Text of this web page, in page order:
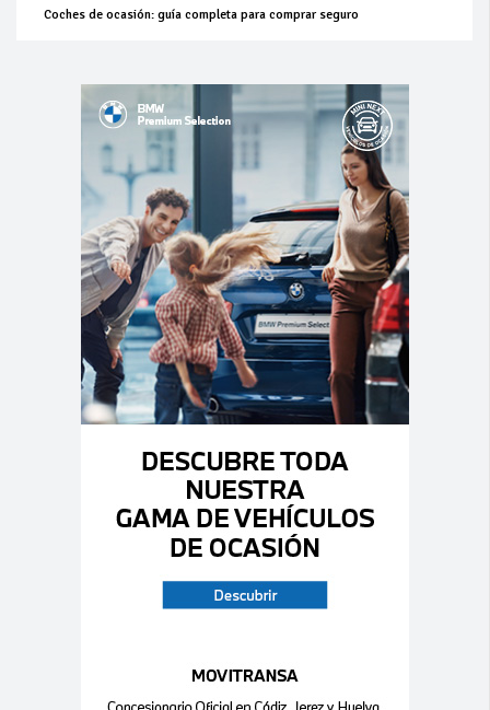
Coches de ocasión: guía completa para comprar seguro